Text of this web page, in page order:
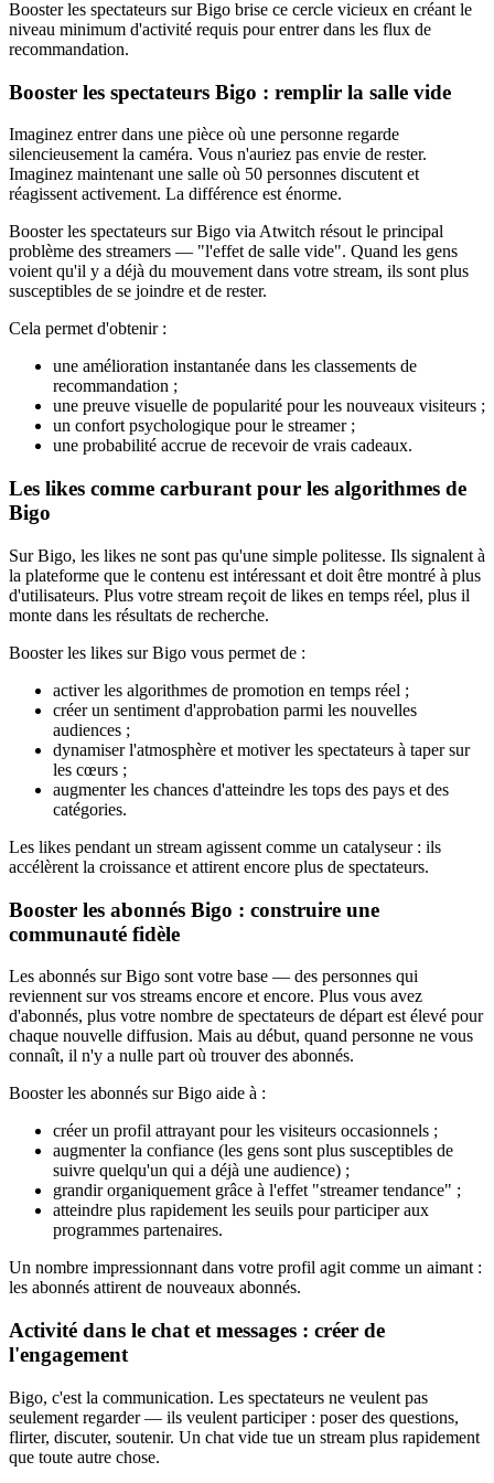
Booster les spectateurs sur Bigo brise ce cercle vicieux en créant le
niveau minimum d'activité requis pour entrer dans les flux de
recommandation.
Booster les spectateurs Bigo : remplir la salle vide
Imaginez entrer dans une pièce où une personne regarde
silencieusement la caméra. Vous n'auriez pas envie de rester.
Imaginez maintenant une salle où 50 personnes discutent et
réagissent activement. La différence est énorme.
Booster les spectateurs sur Bigo via Atwitch résout le principal
problème des streamers — "l'effet de salle vide". Quand les gens
voient qu'il y a déjà du mouvement dans votre stream, ils sont plus
susceptibles de se joindre et de rester.
Cela permet d'obtenir :
une amélioration instantanée dans les classements de
recommandation ;
une preuve visuelle de popularité pour les nouveaux visiteurs ;
un confort psychologique pour le streamer ;
une probabilité accrue de recevoir de vrais cadeaux.
Les likes comme carburant pour les algorithmes de
Bigo
Sur Bigo, les likes ne sont pas qu'une simple politesse. Ils signalent à
la plateforme que le contenu est intéressant et doit être montré à plus
d'utilisateurs. Plus votre stream reçoit de likes en temps réel, plus il
monte dans les résultats de recherche.
Booster les likes sur Bigo vous permet de :
activer les algorithmes de promotion en temps réel ;
créer un sentiment d'approbation parmi les nouvelles
audiences ;
dynamiser l'atmosphère et motiver les spectateurs à taper sur
les cœurs ;
augmenter les chances d'atteindre les tops des pays et des
catégories.
Les likes pendant un stream agissent comme un catalyseur : ils
accélèrent la croissance et attirent encore plus de spectateurs.
Booster les abonnés Bigo : construire une
communauté fidèle
Les abonnés sur Bigo sont votre base — des personnes qui
reviennent sur vos streams encore et encore. Plus vous avez
d'abonnés, plus votre nombre de spectateurs de départ est élevé pour
chaque nouvelle diffusion. Mais au début, quand personne ne vous
connaît, il n'y a nulle part où trouver des abonnés.
Booster les abonnés sur Bigo aide à :
créer un profil attrayant pour les visiteurs occasionnels ;
augmenter la confiance (les gens sont plus susceptibles de
suivre quelqu'un qui a déjà une audience) ;
grandir organiquement grâce à l'effet "streamer tendance" ;
atteindre plus rapidement les seuils pour participer aux
programmes partenaires.
Un nombre impressionnant dans votre profil agit comme un aimant :
les abonnés attirent de nouveaux abonnés.
Activité dans le chat et messages : créer de
l'engagement
Bigo, c'est la communication. Les spectateurs ne veulent pas
seulement regarder — ils veulent participer : poser des questions,
flirter, discuter, soutenir. Un chat vide tue un stream plus rapidement
que toute autre chose.